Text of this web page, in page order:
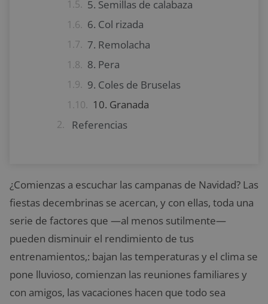
5. Semillas de calabaza
6. Col rizada
7. Remolacha
8. Pera
9. Coles de Bruselas
10. Granada
Referencias
¿Comienzas a escuchar las campanas de Navidad? Las
fiestas decembrinas se acercan, y con ellas, toda una
serie de factores que —al menos sutilmente—
pueden disminuir el rendimiento de tus
entrenamientos,: bajan las temperaturas y el clima se
pone lluvioso, comienzan las reuniones familiares y
con amigos, las vacaciones hacen que todo sea